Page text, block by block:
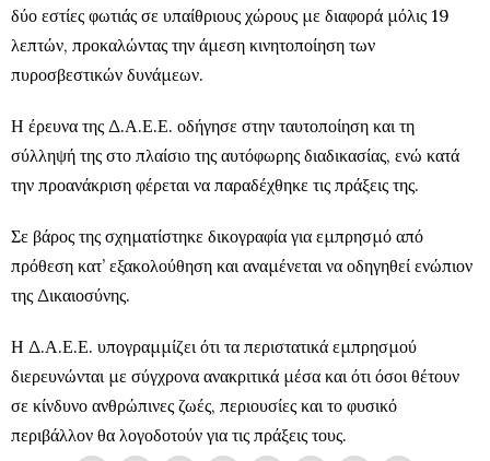
δύο εστίες φωτιάς σε υπαίθριους χώρους με διαφορά μόλις 19
λεπτών, προκαλώντας την άμεση κινητοποίηση των
πυροσβεστικών δυνάμεων.
Η έρευνα της Δ.Α.Ε.Ε. οδήγησε στην ταυτοποίηση και τη
σύλληψή της στο πλαίσιο της αυτόφωρης διαδικασίας, ενώ κατά
την προανάκριση φέρεται να παραδέχθηκε τις πράξεις της.
Σε βάρος της σχηματίστηκε δικογραφία για εμπρησμό από
πρόθεση κατ’ εξακολούθηση και αναμένεται να οδηγηθεί ενώπιον
της Δικαιοσύνης.
Η Δ.Α.Ε.Ε. υπογραμμίζει ότι τα περιστατικά εμπρησμού
διερευνώνται με σύγχρονα ανακριτικά μέσα και ότι όσοι θέτουν
σε κίνδυνο ανθρώπινες ζωές, περιουσίες και το φυσικό
περιβάλλον θα λογοδοτούν για τις πράξεις τους.